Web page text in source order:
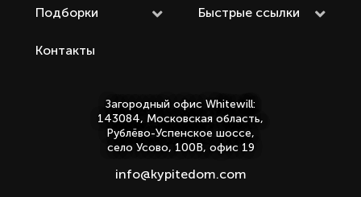
Подборки Быстрые ссылки
Контакты
Загородный офис Whitewill:
143084, Московская область,
Рублёво-Успенское шоссе,
село Усово, 100В, офис 19
info@kypitedom.com